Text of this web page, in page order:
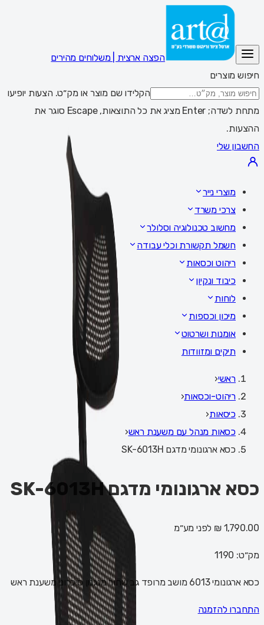
הפצה ארצית | משלוחים מהירים
חיפוש מוצרים
הקלידו שם מוצר או מק״ט. הצעות יופיעו
מתחת לשדה; Enter מציג את כל התוצאות, Escape סוגר את
ההצעות.
החשבון שלי
מוצרי נייר
צרכי משרד
מחשוב טכנולוגיה וסלולר
חשמל תקשורת וכלי עבודה
ריהוט וכסאות
כיבוד ונקיון
לוחות
מיכון וכספות
אומנות ושרטוט
תיקים ומזוודות
ראשי‹
ריהוט-וכסאות‹
כיסאות‹
כסאות מנהל עם משענת ראש‹
כסא ארגונומי מדגם SK-6013H
כסא ארגונומי מדגם SK-6013H
1,790.00 ₪ לפני מע״מ
מק״ט: 1190
כסא ארגונומי 6013 מושב מרופד גב שחור מנגנון סיכרוני משענת ראש
התחברו להזמנה